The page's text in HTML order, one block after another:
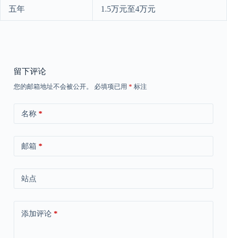
五年 1.5万元至4万元
留下评论
您的邮箱地址不会被公开。 必填项已用 * 标注
名称*
邮箱 *
站点
添加评论*